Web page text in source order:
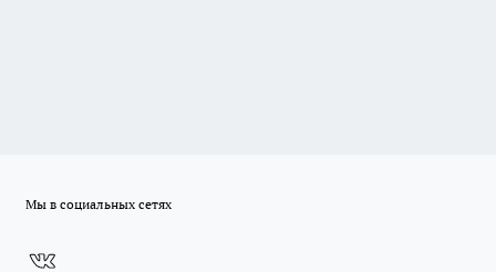
Мы в социальных сетях